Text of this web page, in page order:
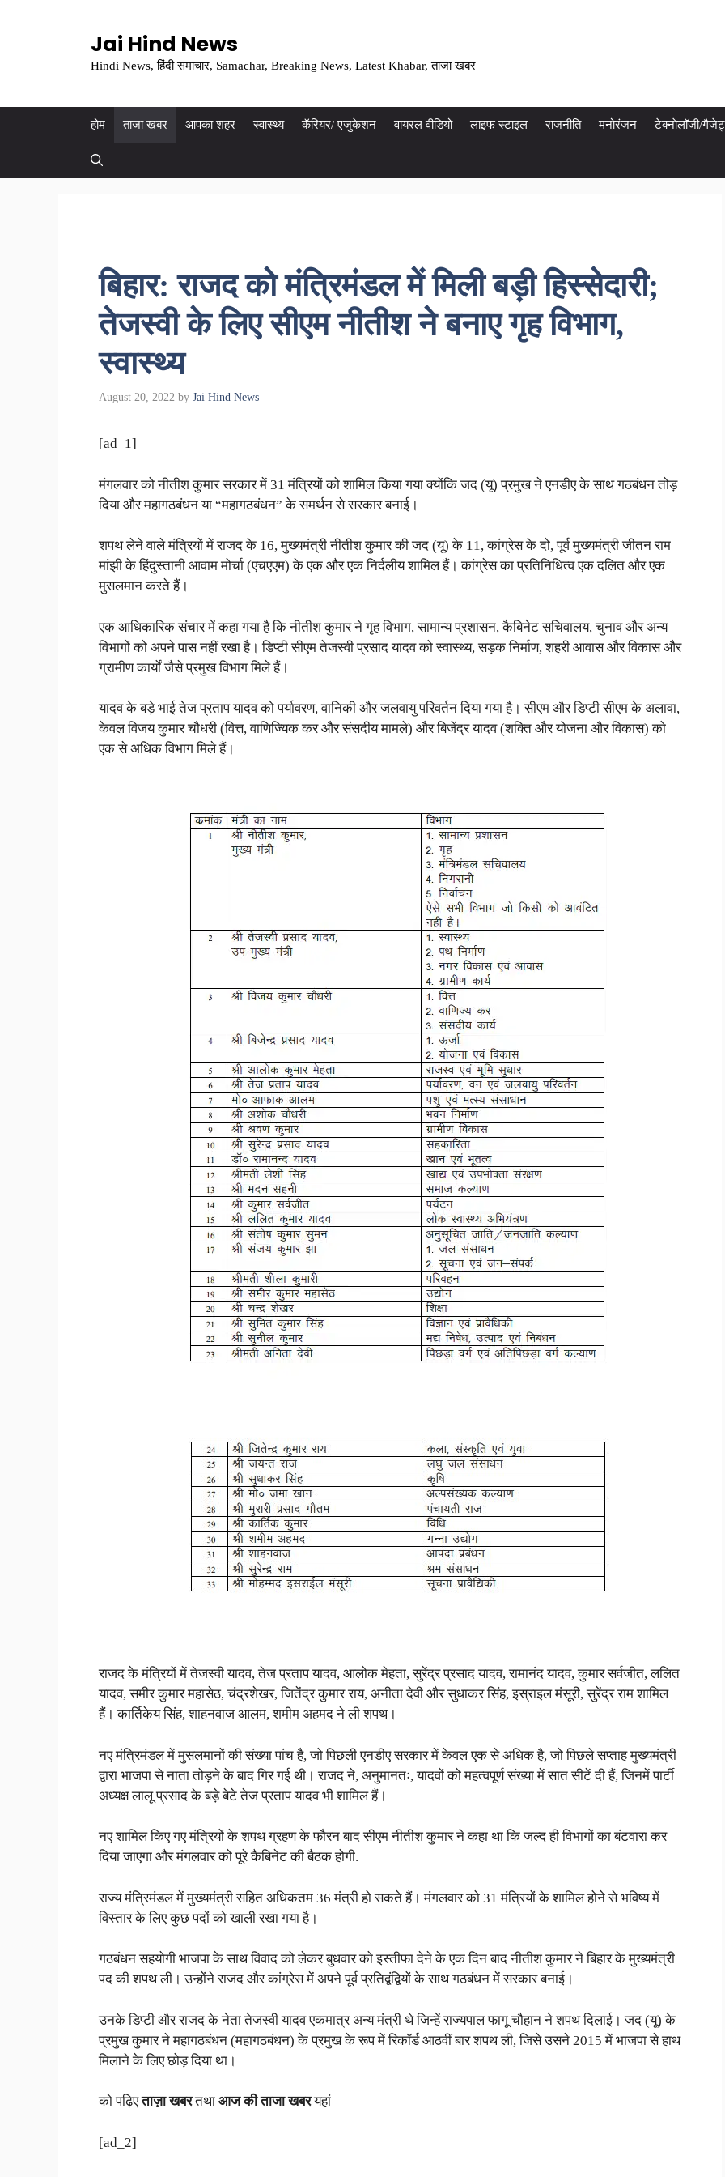
Jai Hind News
Hindi News, हिंदी समाचार, Samachar, Breaking News, Latest Khabar, ताजा खबर
होम ताजा खबर आपका शहर स्वास्थ्य कॅरियर/ एजुकेशन वायरल वीडियो लाइफ स्टाइल राजनीति मनोरंजन टेक्नाेलाॅजी/
बिहार: राजद को मंत्रिमंडल में मिली बड़ी हिस्सेदारी;
तेजस्वी के लिए सीएम नीतीश ने बनाए गृह विभाग,
स्वास्थ्य
August 20, 2022 by Jai Hind News
[ad_1]
मंगलवार को नीतीश कुमार सरकार में 31 मंत्रियों को शामिल किया गया क्योंकि जद (यू) प्रमुख ने एनडीए के साथ गठबंधन तोड़
दिया और महागठबंधन या “महागठबंधन” के समर्थन से सरकार बनाई।
शपथ लेने वाले मंत्रियों में राजद के 16, मुख्यमंत्री नीतीश कुमार की जद (यू) के 11, कांग्रेस के दो, पूर्व मुख्यमंत्री जीतन राम
मांझी के हिंदुस्तानी आवाम मोर्चा (एचएएम) के एक और एक निर्दलीय शामिल हैं। कांग्रेस का प्रतिनिधित्व एक दलित और एक
मुसलमान करते हैं।
एक आधिकारिक संचार में कहा गया है कि नीतीश कुमार ने गृह विभाग, सामान्य प्रशासन, कैबिनेट सचिवालय, चुनाव और अन्य
विभागों को अपने पास नहीं रखा है। डिप्टी सीएम तेजस्वी प्रसाद यादव को स्वास्थ्य, सड़क निर्माण, शहरी आवास और विकास और
ग्रामीण कार्यों जैसे प्रमुख विभाग मिले हैं।
यादव के बड़े भाई तेज प्रताप यादव को पर्यावरण, वानिकी और जलवायु परिवर्तन दिया गया है। सीएम और डिप्टी सीएम के अलावा,
केवल विजय कुमार चौधरी (वित्त, वाणिज्यिक कर और संसदीय मामले) और बिजेंद्र यादव (शक्ति और योजना और विकास) को
एक से अधिक विभाग मिले हैं।
राजद के मंत्रियों में तेजस्वी यादव, तेज प्रताप यादव, आलोक मेहता, सुरेंद्र प्रसाद यादव, रामानंद यादव, कुमार सर्वजीत, ललित
यादव, समीर कुमार महासेठ, चंद्रशेखर, जितेंद्र कुमार राय, अनीता देवी और सुधाकर सिंह, इस्राइल मंसूरी, सुरेंद्र राम शामिल
हैं। कार्तिकेय सिंह, शाहनवाज आलम, शमीम अहमद ने ली शपथ।
नए मंत्रिमंडल में मुसलमानों की संख्या पांच है, जो पिछली एनडीए सरकार में केवल एक से अधिक है, जो पिछले सप्ताह मुख्यमंत्री
द्वारा भाजपा से नाता तोड़ने के बाद गिर गई थी। राजद ने, अनुमानतः, यादवों को महत्वपूर्ण संख्या में सात सीटें दी हैं, जिनमें पार्टी
अध्यक्ष लालू प्रसाद के बड़े बेटे तेज प्रताप यादव भी शामिल हैं।
नए शामिल किए गए मंत्रियों के शपथ ग्रहण के फौरन बाद सीएम नीतीश कुमार ने कहा था कि जल्द ही विभागों का बंटवारा कर
दिया जाएगा और मंगलवार को पूरे कैबिनेट की बैठक होगी.
राज्य मंत्रिमंडल में मुख्यमंत्री सहित अधिकतम 36 मंत्री हो सकते हैं। मंगलवार को 31 मंत्रियों के शामिल होने से भविष्य में
विस्तार के लिए कुछ पदों को खाली रखा गया है।
गठबंधन सहयोगी भाजपा के साथ विवाद को लेकर बुधवार को इस्तीफा देने के एक दिन बाद नीतीश कुमार ने बिहार के मुख्यमंत्री
पद की शपथ ली। उन्होंने राजद और कांग्रेस में अपने पूर्व प्रतिद्वंद्वियों के साथ गठबंधन में सरकार बनाई।
उनके डिप्टी और राजद के नेता तेजस्वी यादव एकमात्र अन्य मंत्री थे जिन्हें राज्यपाल फागू चौहान ने शपथ दिलाई। जद (यू) के
प्रमुख कुमार ने महागठबंधन (महागठबंधन) के प्रमुख के रूप में रिकॉर्ड आठवीं बार शपथ ली, जिसे उसने 2015 में भाजपा से हाथ
मिलाने के लिए छोड़ दिया था।
को पढ़िएताज़ा खबरतथा आज की ताजा खबरयहां
[ad_2]